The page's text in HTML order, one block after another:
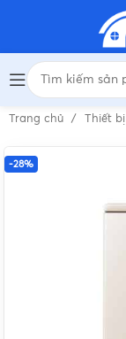
Trang chủ Thiết
-28%